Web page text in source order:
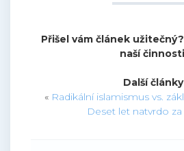
Přišel vám článek užitečný?
naší
Další články
« Radikální islamismus vs.
Deset let natvrdo